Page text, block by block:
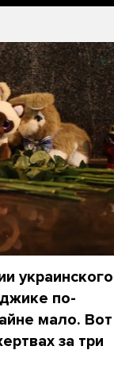
украинского
по-
мало. Вот
за три